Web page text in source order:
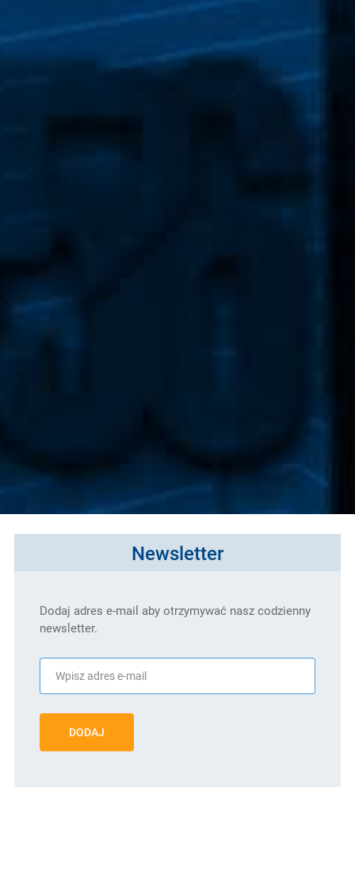
Newsletter
Dodaj adres e-mail aby otrzymywać nasz codzienny
newsletter.
DODAJ